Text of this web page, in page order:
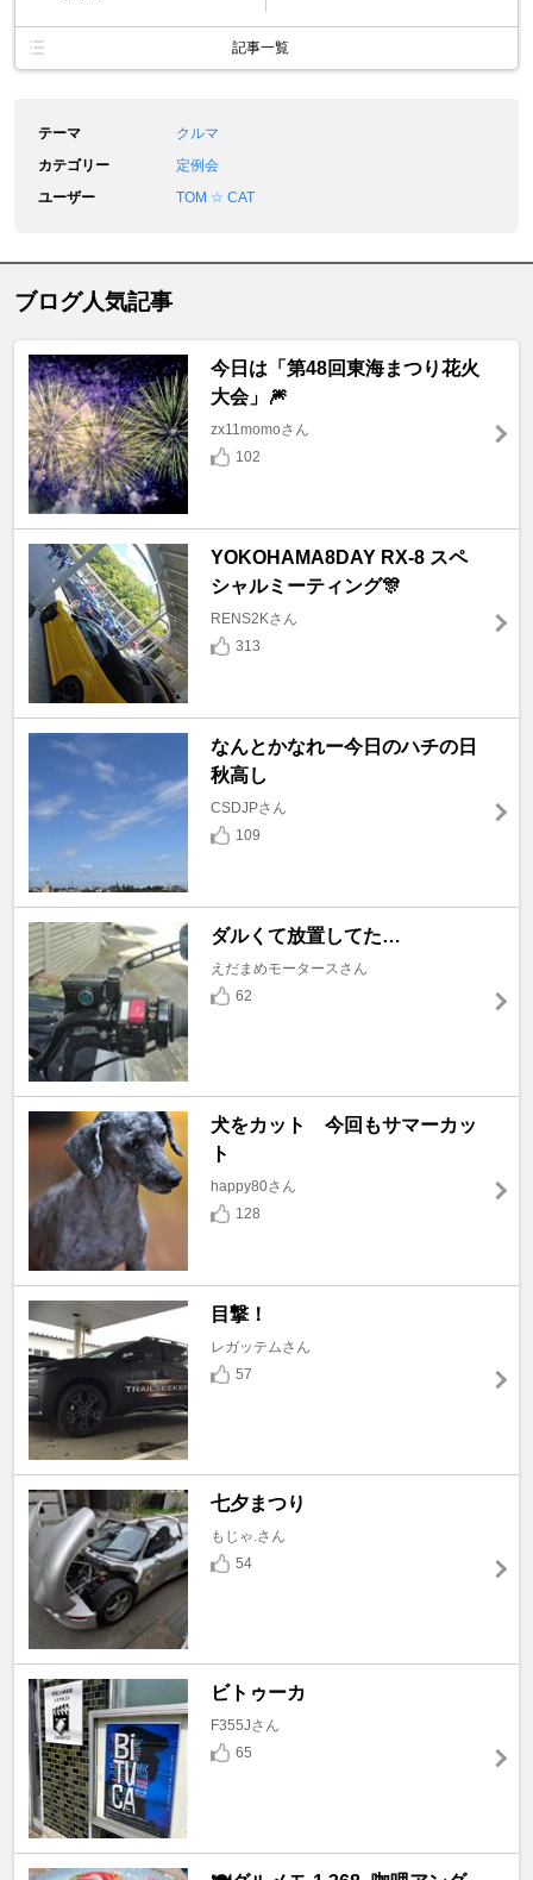
記事一覧
テーマ
クルマ
カテゴリー
定例会
ユーザー
TOM ☆ CAT
ブログ人気記事
今日は「第48回東海まつり花火
大会」🎆
zx11momoさん
102
YOKOHAMA8DAY RX-8 スペ
シャルミーティング🎊
RENS2Kさん
313
なんとかなれー今日のハチの日
秋高し
CSDJPさん
109
ダルくて放置してた…
えだまめモータースさん
62
犬をカット 今回もサマーカッ
ト
happy80さん
128
目撃！
レガッテムさん
57
七夕まつり
もじゃ.さん
54
ビトゥーカ
F355Jさん
65